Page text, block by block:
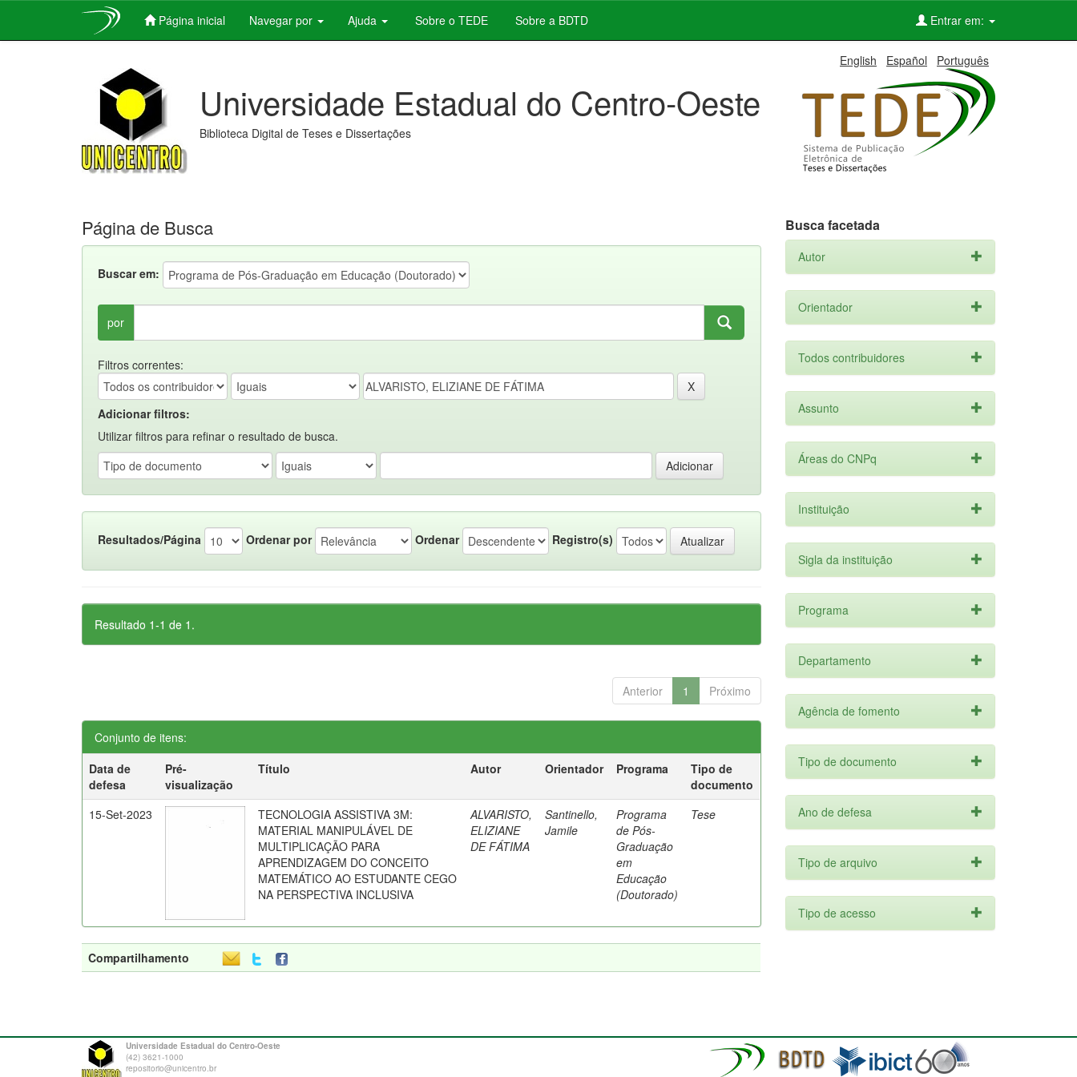
Página inicial Navegar por Ajuda Sobre o TEDE Sobre a BDTD Entrar em:
English Español Português
Universidade Estadual do Centro-Oeste
Biblioteca Digital de Teses e Dissertações
Página de Busca
Buscar em:
por
Filtros correntes:
Adicionar filtros:
Utilizar filtros para refinar o resultado de busca.
Resultados/Página Ordenar por Ordenar Registro(s)
Resultado 1-1 de 1.
Anterior 1 Próximo
Conjunto de itens:
Data de
defesa
Pré-
visualização
Título Autor Orientador Programa
Tipo de
documento
15-Set-2023
TECNOLOGIA ASSISTIVA 3M:
MATERIAL MANIPULÁVEL DE
MULTIPLICAÇÃO PARA
APRENDIZAGEM DO CONCEITO
MATEMÁTICO AO ESTUDANTE CEGO
NA PERSPECTIVA INCLUSIVA
ALVARISTO,
ELIZIANE
DE FÁTIMA
Santinello,
Jamile
Programa
de Pós-
Graduação
em
Educação
(Doutorado)
Tese
Compartilhamento
Busca facetada
Autor
Orientador
Todos contribuidores
Assunto
Áreas do CNPq
Instituição
Sigla da instituição
Programa
Departamento
Agência de fomento
Tipo de documento
Ano de defesa
Tipo de arquivo
Tipo de acesso
Universidade Estadual do Centro-Oeste
(42) 3621-1000
repositorio@unicentro.br